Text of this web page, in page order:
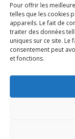
Pour offrir les
telles que les cookies
appareils. Le fait de
traiter des données
uniques sur ce site.
consentement peut
et fonctions.
Annonces
Associations
Actualités
Connexion